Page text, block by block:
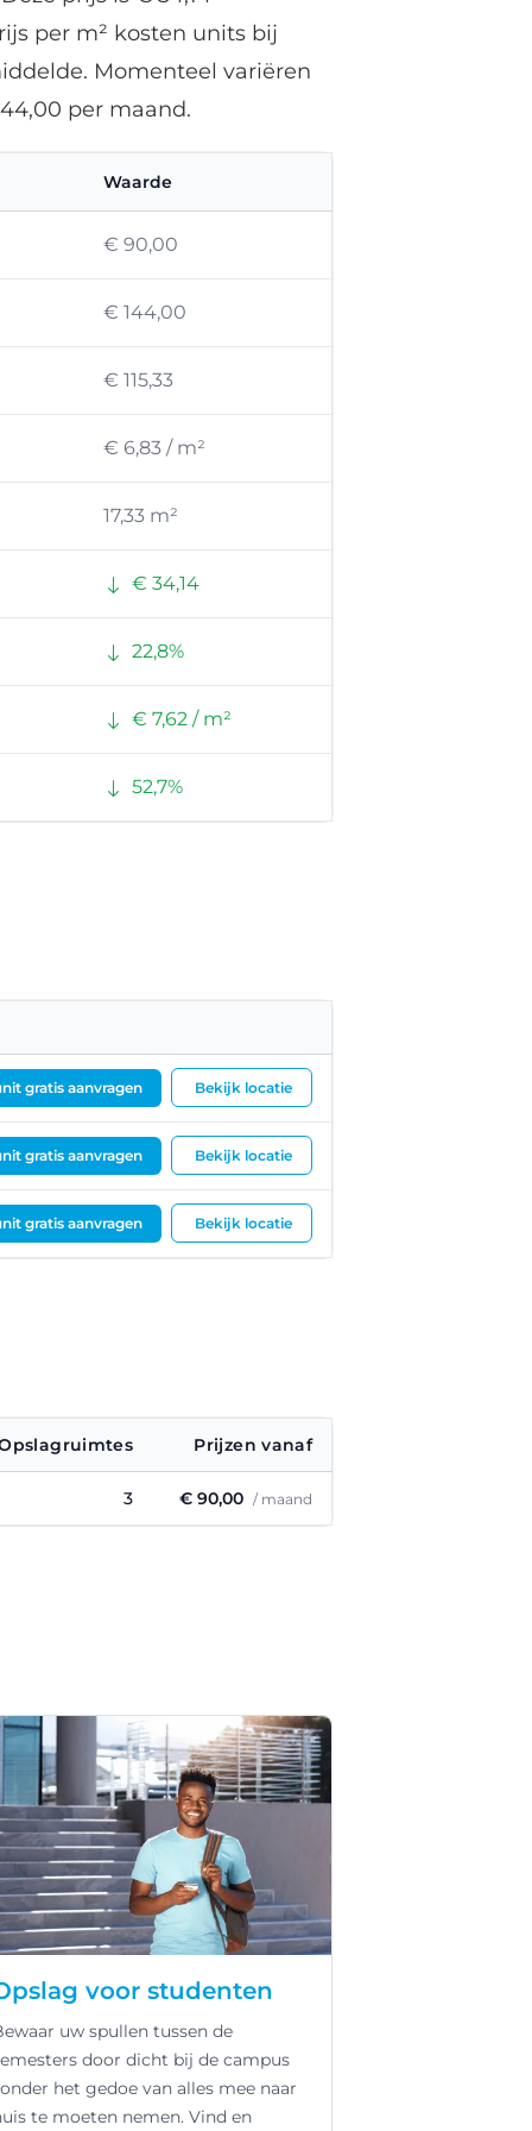
per m² kosten units bij
Momenteel variëren
per maand.
Waarde
€ 90,00
€ 144,00
€ 115,33
€ 6,83 / m²
17,33 m²
€ 34,14
22,8%
€ 7,62 / m²
52,7%
gratis aanvragen Bekijk locatie
gratis aanvragen Bekijk locatie
gratis aanvragen Bekijk locatie
Prijzen vanaf
3 € 90,00 / maand
voor studenten
uw spullen tussen de
door dicht bij de campus
het gedoe van alles mee naar
te moeten nemen. Vind en